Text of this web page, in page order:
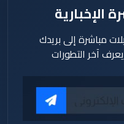
الإخبارية
مباشرة إلى بريدك
آخر التطورات